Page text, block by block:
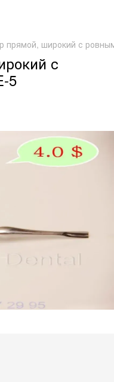
прямой, широкий с
с
5